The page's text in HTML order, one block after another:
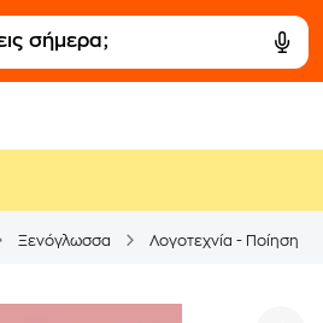
Ξενόγλωσσα Λογοτεχνία - Ποίηση